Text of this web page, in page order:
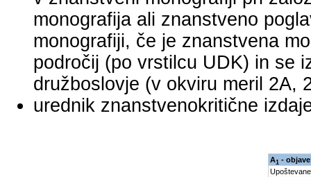
monografija ali znanstveno
monografiji, če je znanstvena
področij (po vrstilcu UDK) in se
družboslovje (v okviru meril 2A,
urednik znanstvenokritične
A1 - objave